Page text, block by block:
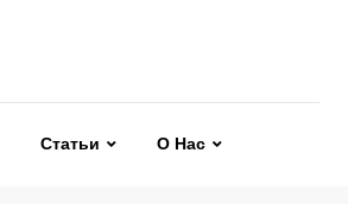
Статьи О Нас